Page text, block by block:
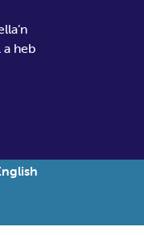
heb
Newid yr iaith ir